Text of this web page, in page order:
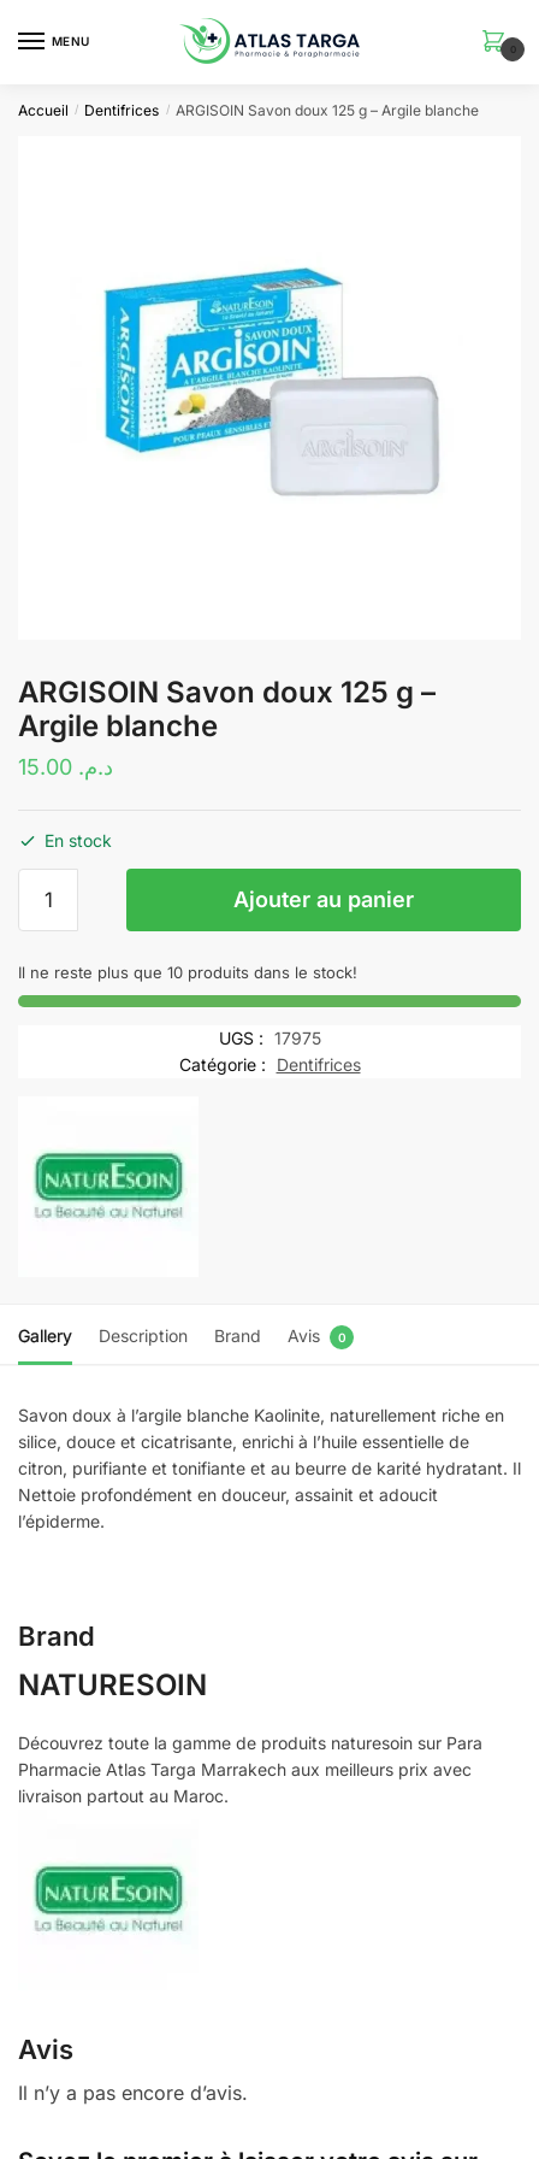
MENU
0
Accueil / Dentifrices / ARGISOIN Savon doux 125 g – Argile blanche
ARGISOIN Savon doux 125 g –
Argile blanche
د.م.
En stock
Savon
doux
Ajouter au panier
Il ne reste plus que 10 produits dans le stock!
UGS : 17975
Catégorie :
Dentifrices
Gallery Description Brand Avis 0
Savon doux à l’argile blanche Kaolinite, naturellement riche en
silice, douce et cicatrisante, enrichi à l’huile essentielle de
citron, purifiante et tonifiante et au beurre de karité hydratant. Il
Nettoie profondément en douceur, assainit et adoucit
l’épiderme.
Brand
NATURESOIN
Découvrez toute la gamme de produits naturesoin sur Para
Pharmacie Atlas Targa Marrakech aux meilleurs prix avec
livraison partout au Maroc.
Avis
Il n’y a pas encore d’avis.